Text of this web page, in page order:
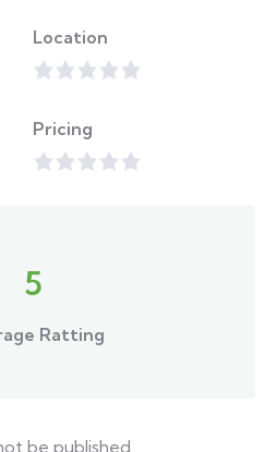
Location
Pricing
5
Ratting
be published.